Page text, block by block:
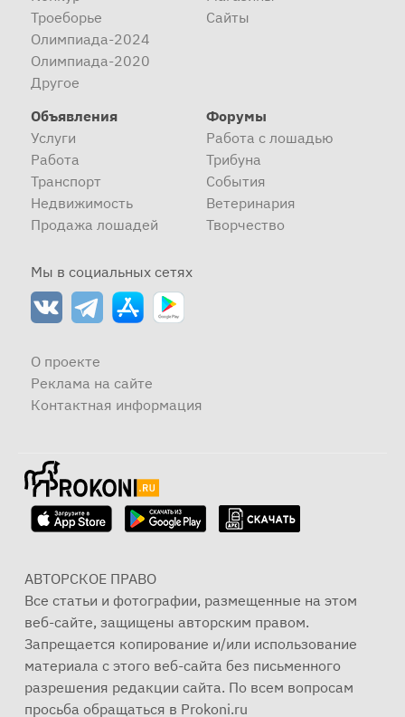
Троеборье
Олимпиада-2024
Олимпиада-2020
Другое
Сайты
Объявления
Услуги
Работа
Транспорт
Недвижимость
Продажа лошадей
Форумы
Работа с лошадью
Трибуна
События
Ветеринария
Творчество
Мы в социальных сетях
О проекте
Реклама на сайте
Контактная информация
АВТОРСКОЕ ПРАВО
Все статьи и фотографии, размещенные на этом
веб-сайте, защищены авторским правом.
Запрещается копирование и/или использование
материала с этого веб-сайта без письменного
разрешения редакции сайта. По всем вопросам
просьба обращаться в Prokoni.ru